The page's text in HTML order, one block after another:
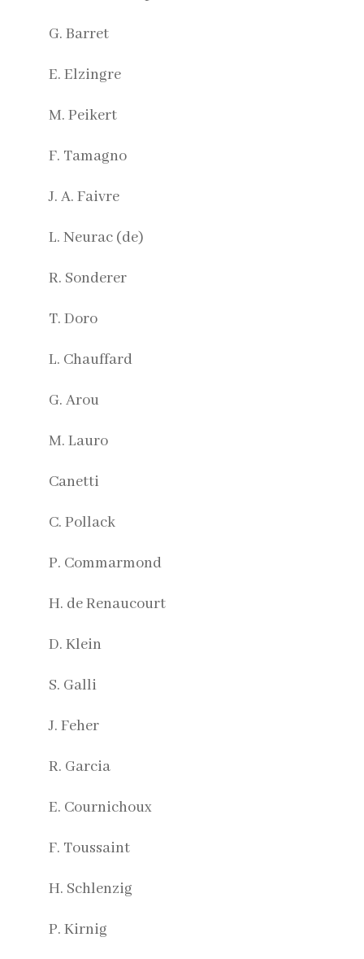
G. Barret
E. Elzingre
M. Peikert
F. Tamagno
J. A. Faivre
L. Neurac (de)
R. Sonderer
T. Doro
L. Chauffard
G. Arou
M. Lauro
Canetti
C. Pollack
P. Commarmond
H. de Renaucourt
D. Klein
S. Galli
J. Feher
R. Garcia
E. Cournichoux
F. Toussaint
H. Schlenzig
P. Kirnig